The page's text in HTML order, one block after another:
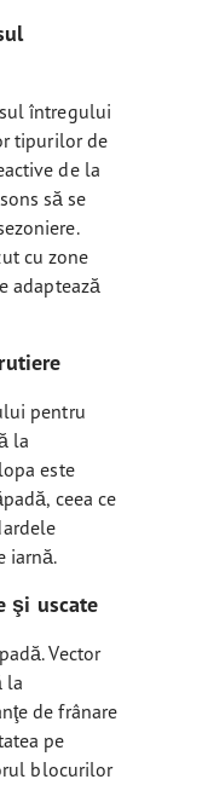
întregului
tipurilor de
de la
să se
cu zone
adaptează
pentru
la
este
ceea ce
iarnă.
şi uscate
Vector
la
de frânare
pe
blocurilor